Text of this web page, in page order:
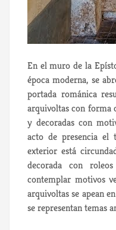
En el muro de la
época moderna, se
portada románica
arquivoltas con forma
y decoradas con
acto de presencia el
exterior está
decorada con
contemplar motivos
arquivoltas se apean
se representan temas